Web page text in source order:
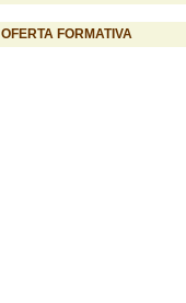
OFERTA FORMATIVA